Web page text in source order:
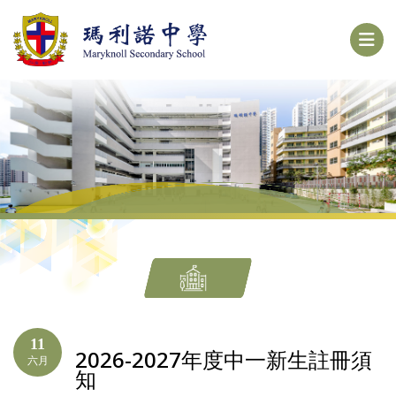
11
六月 2026-2027年度中一新生註冊須
知